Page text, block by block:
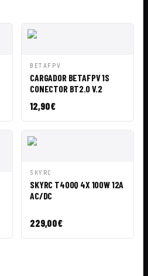
VISTA
BETAFPV
CARGADOR BETAFPV 1S
CONECTOR BT2.0 V.2
12,90€
VISTA
SKYRC
SKYRC T400Q 4X 100W 12A
AC/DC
229,00€